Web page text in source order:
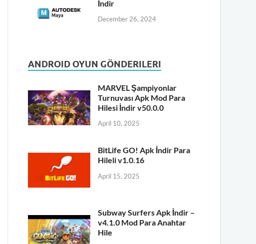
İndir
December 26, 2024
ANDROID OYUN GÖNDERILERI
MARVEL Şampiyonlar
Turnuvası Apk Mod Para
Hilesi İndir v50.0.0
April 10, 2025
BitLife GO! Apk İndir Para
Hileli v1.0.16
April 15, 2025
Subway Surfers Apk İndir –
v4.1.0 Mod Para Anahtar
Hile